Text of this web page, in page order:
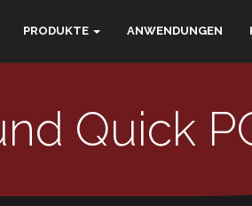
PRODUKTE ANWENDUNGEN
Quick